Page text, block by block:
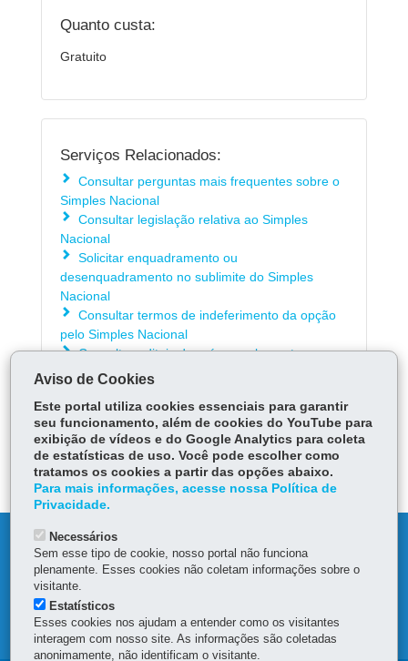
Quanto custa:
Gratuito
Serviços Relacionados:
Consultar perguntas mais frequentes sobre o
Simples Nacional
Consultar legislação relativa ao Simples
Nacional
Solicitar enquadramento ou
desenquadramento no sublimite do Simples
Nacional
Consultar termos de indeferimento da opção
pelo Simples Nacional
Consultar editais de pré-cancelamento e
cancelamento da inscrição estadual
ÓRGÃO RESPONSÁVEL
DEIXE SUA OPINIÃO
MAPA DO SITE
DENUNCIE CORRUPÇÃO
Aviso de Cookies
Este portal utiliza cookies essenciais para garantir
seu funcionamento, além de cookies do YouTube para
exibição de vídeos e do Google Analytics para coleta
de estatísticas de uso. Você pode escolher como
tratamos os cookies a partir das opções abaixo.
Para mais informações, acesse nossa Política de
Privacidade.
Necessários
Sem esse tipo de cookie, nosso portal não funciona
plenamente. Esses cookies não coletam informações sobre o
visitante.
Estatísticos
Esses cookies nos ajudam a entender como os visitantes
interagem com nosso site. As informações são coletadas
anonimamente, não identificam o visitante.